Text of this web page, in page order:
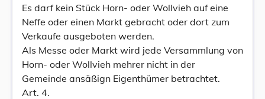
Es darf kein Stück Horn- oder Wollvieh auf eine
Neffe oder einen Markt gebracht oder dort zum
Verkaufe ausgeboten werden.
Als Messe oder Markt wird jede Versammlung von
Horn- oder Wollvieh mehrer nicht in der
Gemeinde ansäßign Eigenthümer betrachtet.
Art. 4.